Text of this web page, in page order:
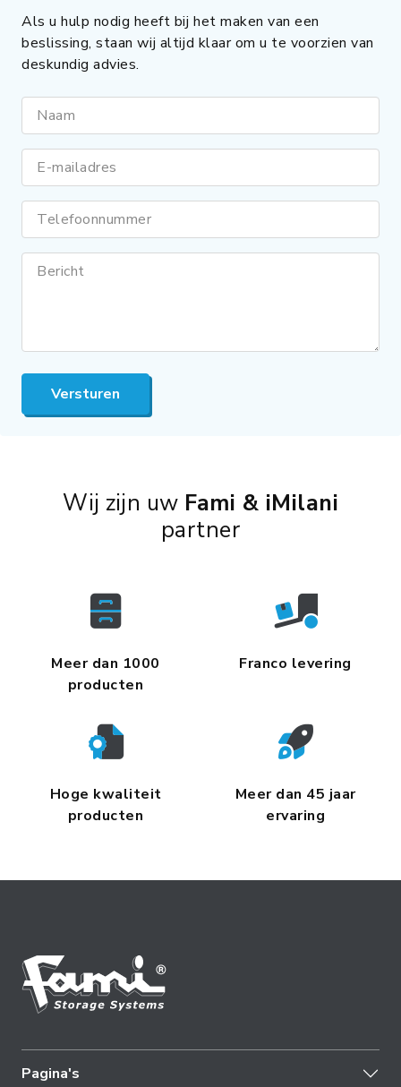
Als u hulp nodig heeft bij het maken van een
beslissing, staan wij altijd klaar om u te voorzien van
deskundig advies.
Naam
E-mailadres
Telefoonnummer
Bericht
Versturen
Wij zijn uw Fami & iMilani
partner
Meer dan 1000
producten
Franco levering
Hoge kwaliteit
producten
Meer dan 45 jaar
ervaring
Pagina's